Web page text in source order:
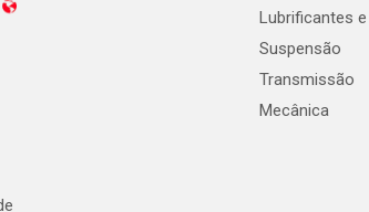
Lubrificantes
Suspensão
Transmissão
Mecânica